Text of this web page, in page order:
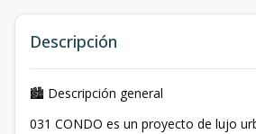
Descripción
🏙 Descripción general
031 CONDO es un proyecto de lujo